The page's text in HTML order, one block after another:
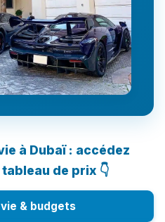
à Dubaï : accédez
de prix 👇
& budgets